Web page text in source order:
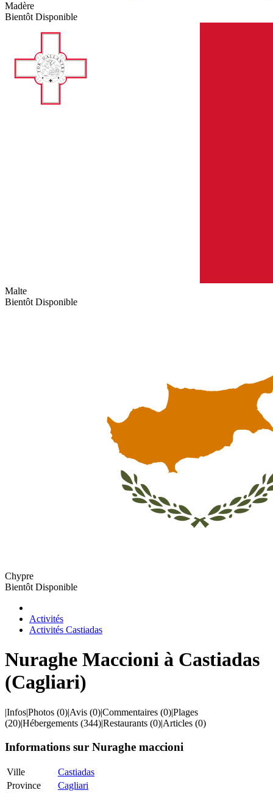
Madère
Bientôt Disponible
Malte
Bientôt Disponible
Chypre
Bientôt Disponible
Activités
Activités Castiadas
Nuraghe Maccioni à Castiadas
(Cagliari)
|Infos|Photos (0)|Avis (0)|Commentaires (0)|Plages
(20)|Hébergements (344)|Restaurants (0)|Articles (0)
Informations sur Nuraghe maccioni
Ville
Castiadas
Province
Cagliari